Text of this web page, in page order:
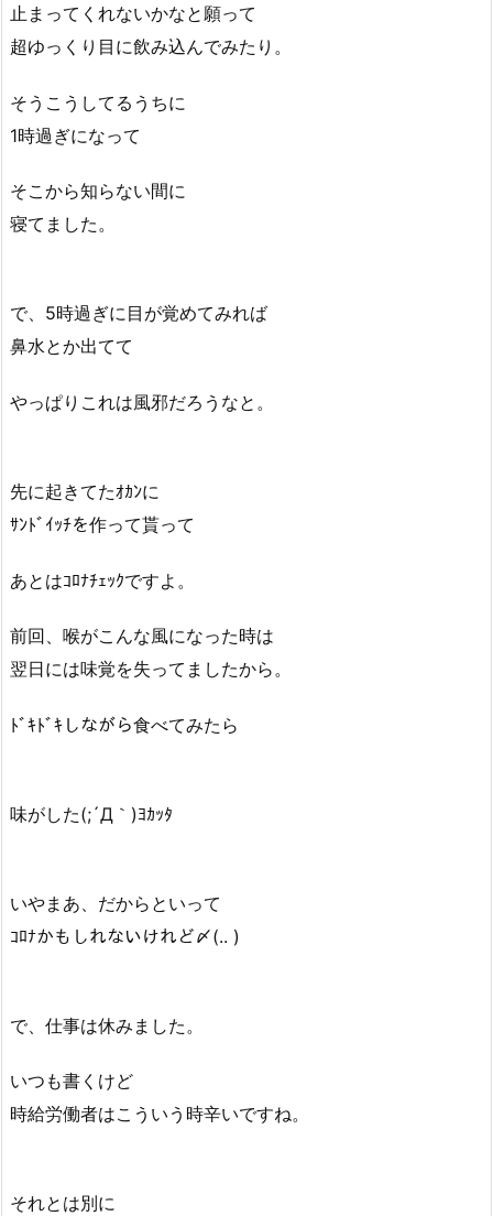
止まってくれないかなと願って
超ゆっくり目に飲み込んでみたり。
そうこうしてるうちに
1時過ぎになって
そこから知らない間に
寝てました。
で、5時過ぎに目が覚めてみれば
鼻水とか出てて
やっぱりこれは風邪だろうなと。
先に起きてたｵｶﾝに
ｻﾝﾄﾞｲｯﾁを作って貰って
あとはｺﾛﾅﾁｪｯｸですよ。
前回、喉がこんな風になった時は
翌日には味覚を失ってましたから。
ﾄﾞｷﾄﾞｷしながら食べてみたら
味がした(;´Д｀)ﾖｶｯﾀ
いやまあ、だからといって
ｺﾛﾅかもしれないけれど〆(.. )
で、仕事は休みました。
いつも書くけど
時給労働者はこういう時辛いですね。
それとは別に